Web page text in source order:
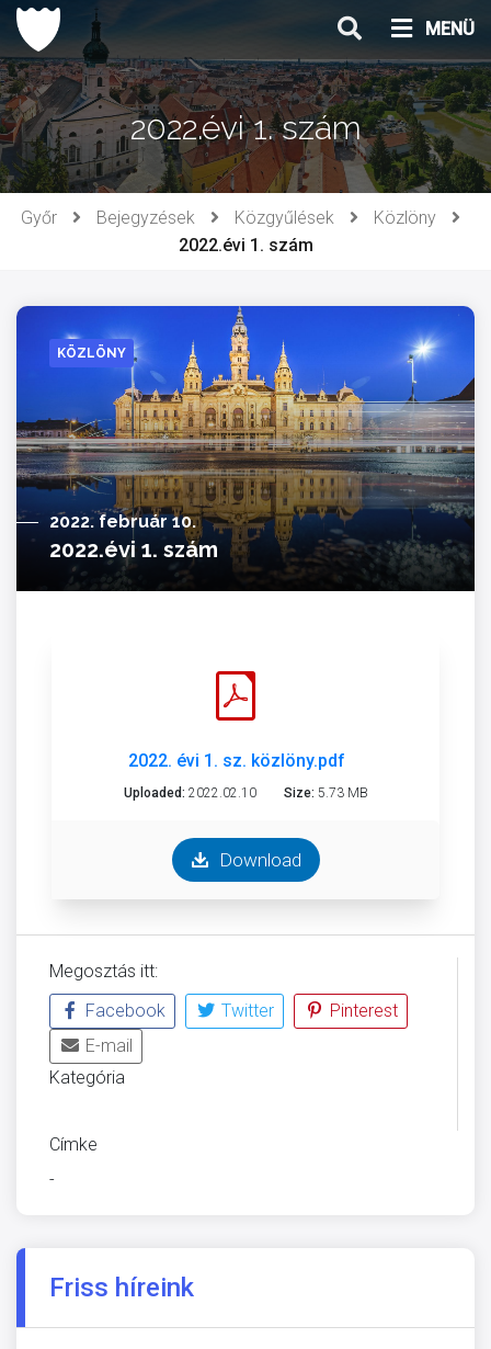
Ugrás
tartalomhoz
MENÜ
2022.évi 1. szám
Győr Bejegyzések Közgyűlések
Közlöny
2022.évi 1. szám
KÖZLÖNY
2022. február 10.
2022.évi 1. szám
2022. évi 1. sz. közlöny.pdf
Uploaded: 2022.02.10 Size: 5.73 MB
Download
Megosztás itt:
Facebook
Twitter
Pinterest
E-mail
Kategória
Címke
-
Friss híreink